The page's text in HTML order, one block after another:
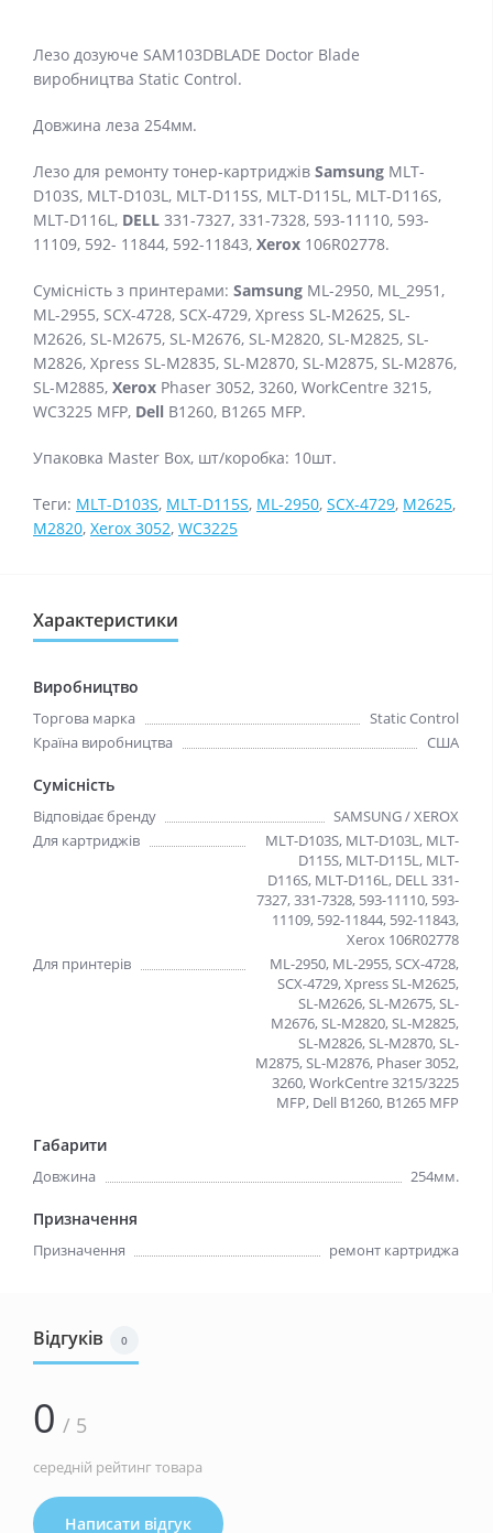
Лезо дозуюче SAM103DBLADE Doctor Blade
виробництва Static Control.
Довжина леза 254мм.
Лезо для ремонту тонер-картриджів Samsung MLT-
D103S, MLT-D103L, MLT-D115S, MLT-D115L, MLT-D116S,
MLT-D116L, DELL 331-7327, 331-7328, 593-11110, 593-
11109, 592- 11844, 592-11843, Xerox 106R02778.
Сумісність з принтерами: Samsung ML-2950, ML_2951,
ML-2955, SCX-4728, SCX-4729, Xpress SL-M2625, SL-
M2626, SL-M2675, SL-M2676, SL-M2820, SL-M2825, SL-
M2826, Xpress SL-M2835, SL-M2870, SL-M2875, SL-M2876,
SL-M2885, Xerox Phaser 3052, 3260, WorkCentre 3215,
WC3225 MFP, Dell B1260, B1265 MFP.
Упаковка Master Box, шт/коробка: 10шт.
Теги: MLT-D103S, MLT-D115S, ML-2950, SCX-4729, M2625,
M2820, Xerox 3052, WC3225
Характеристики
Виробництво
Торгова марка
Static Control
Країна виробництва
США
Сумісність
Відповідає бренду
SAMSUNG / XEROX
Для картриджів
MLT-D103S, MLT-D103L, MLT-
D115S, MLT-D115L, MLT-
D116S, MLT-D116L, DELL 331-
7327, 331-7328, 593-11110, 593-
11109, 592-11844, 592-11843,
Xerox 106R02778
Для принтерів
ML-2950, ML-2955, SCX-4728,
SCX-4729, Xpress SL-M2625,
SL-M2626, SL-M2675, SL-
M2676, SL-M2820, SL-M2825,
SL-M2826, SL-M2870, SL-
M2875, SL-M2876, Phaser 3052,
3260, WorkCentre 3215/3225
MFP, Dell B1260, B1265 MFP
Габарити
Довжина 254мм.
Призначення
Призначення ремонт картриджа
Відгуків 0
0 / 5
середній рейтинг товара
Написати відгук